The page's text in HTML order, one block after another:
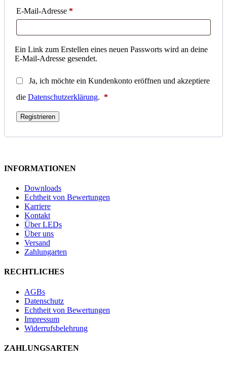
E-Mail-Adresse *Erforderlich
Ein Link zum Erstellen eines neuen Passworts wird an deine
E-Mail-Adresse gesendet.
Ja, ich möchte ein Kundenkonto eröffnen und akzeptiere
die Datenschutzerklärung. *Erforderlich
Registrieren
INFORMATIONEN
Downloads
Echtheit von Bewertungen
Karriere
Kontakt
Über LEDs
Über uns
Versand
Zahlungarten
RECHTLICHES
AGBs
Datenschutz
Echtheit von Bewertungen
Impressum
Widerrufsbelehrung
ZAHLUNGSARTEN